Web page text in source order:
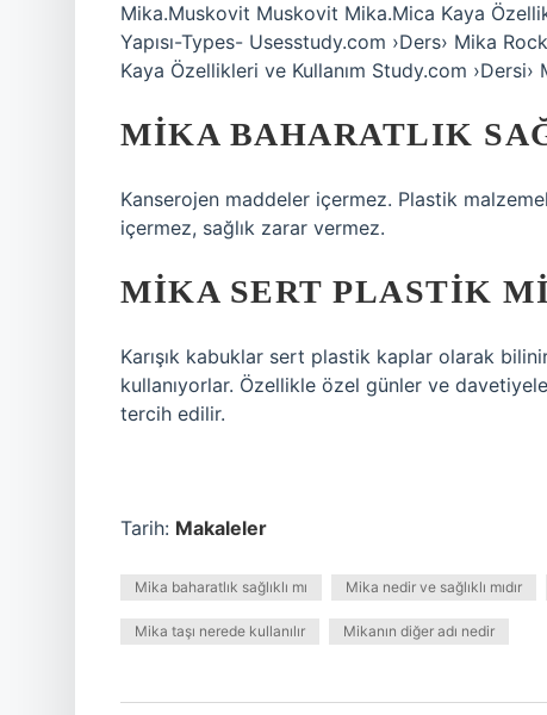
Mika.Muskovit Muskovit Mika.Mica Kaya
Yapısı-Types- Usesstudy.com ›Ders› Mika
Kaya Özellikleri ve Kullanım Study.com ›Dersi›
MIKA BAHARATLIK
Kanserojen maddeler içermez. Plastik
içermez, sağlık zarar vermez.
MIKA SERT PLASTIK
Karışık kabuklar sert plastik kaplar olarak
kullanıyorlar. Özellikle özel günler ve
tercih edilir.
Tarih: Makaleler
Mika baharatlık sağlıklı mı Mika nedir ve sağlıklı mıdır
Mika taşı nerede kullanılır Mikanın diğer adı nedir